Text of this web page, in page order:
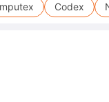
Codex